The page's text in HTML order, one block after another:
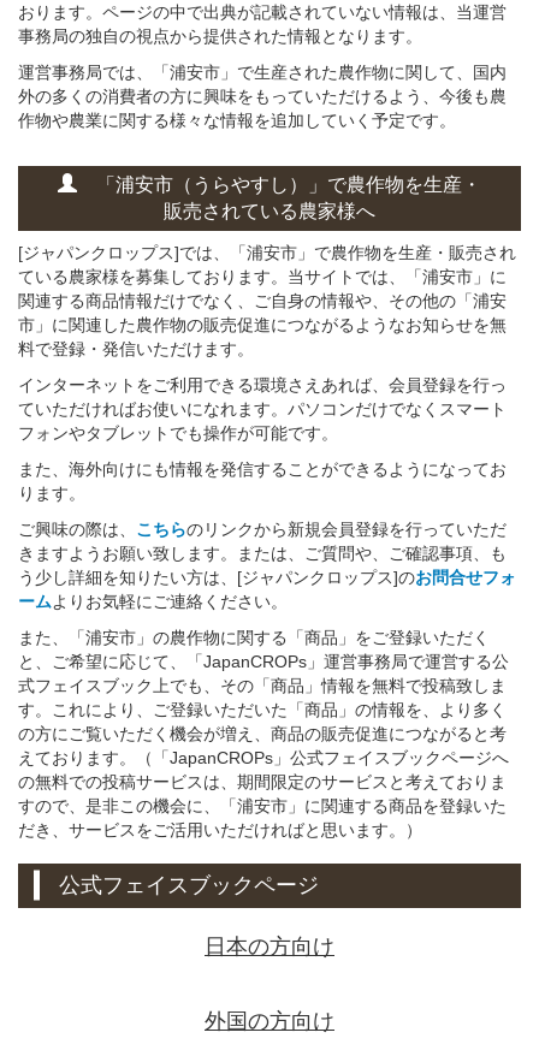
おります。ページの中で出典が記載されていない情報は、当運営
事務局の独自の視点から提供された情報となります。
運営事務局では、「浦安市」で生産された農作物に関して、国内
外の多くの消費者の方に興味をもっていただけるよう、今後も農
作物や農業に関する様々な情報を追加していく予定です。
「浦安市（うらやすし）」 で農作物を生産・
販売されている農家様へ
[ジャパンクロップス]では、「浦安市」で農作物を生産・販売され
ている農家様を募集しております。当サイトでは、「浦安市」に
関連する商品情報だけでなく、ご自身の情報や、その他の「浦安
市」に関連した農作物の販売促進につながるようなお知らせを無
料で登録・発信いただけます。
インターネットをご利用できる環境さえあれば、会員登録を行っ
ていただければお使いになれます。パソコンだけでなくスマート
フォンやタブレットでも操作が可能です。
また、海外向けにも情報を発信することができるようになってお
ります。
ご興味の際は、 こちらのリンクから新規会員登録を行っていただ
きますようお願い致します。または、ご質問や、ご確認事項、も
う少し詳細を知りたい方は、[ジャパンクロップス]のお問合せフォ
ームよりお気軽にご連絡ください。
また、「浦安市」の農作物に関する「商品」をご登録いただく
と、ご希望に応じて、「JapanCROPs」運営事務局で運営する公
式フェイスブック上でも、その「商品」情報を無料で投稿致しま
す。これにより、ご登録いただいた「商品」の情報を、より多く
の方にご覧いただく機会が増え、商品の販売促進につながると考
えております。（「JapanCROPs」公式フェイスブックページへ
の無料での投稿サービスは、期間限定のサービスと考えておりま
すので、是非この機会に、「浦安市」に関連する商品を登録いた
だき、サービスをご活用いただければと思います。）
公式フェイスブックページ
日本の方向け
外国の方向け